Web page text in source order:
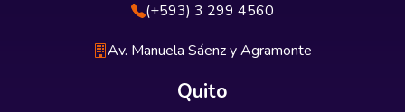
(+593) 3 299 4560
Av. Manuela Sáenz y Agramonte
Quito